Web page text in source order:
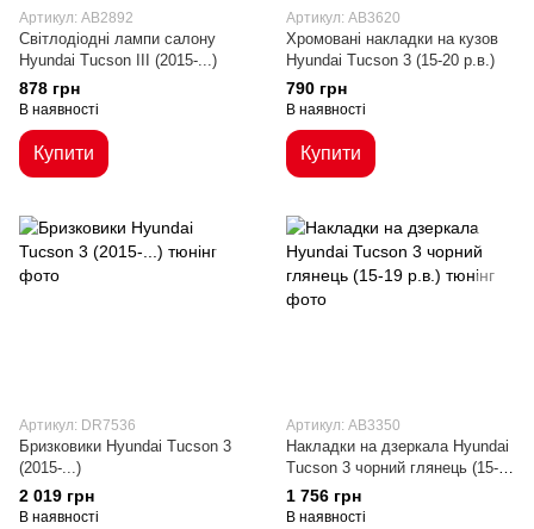
Артикул: AB2892
Світлодіодні лампи салону
Hyundai Tucson III (2015-...)
878 грн
В наявності
Купити
Артикул: AB3620
Хромовані накладки на кузов
Hyundai Tucson 3 (15-20 р.в.)
790 грн
В наявності
Купити
Артикул: DR7536
Бризковики Hyundai Tucson 3
(2015-...)
2 019 грн
В наявності
Артикул: AB3350
Накладки на дзеркала Hyundai
Tucson 3 чорний глянець (15-19
р.в.)
1 756 грн
В наявності